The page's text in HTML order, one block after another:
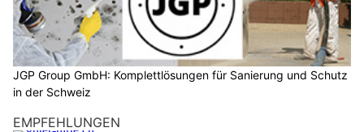
JGP Group GmbH: Komplettlösungen für Sanierung und Schutz
in der Schweiz
EMPFEHLUNGEN